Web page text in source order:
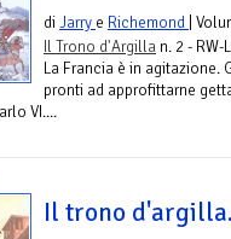
diJarry e Richemond |
Il Trono d'Argilla n. 2 -
La Francia è in agitazione.
pronti ad approfittarne
VI....
Il trono